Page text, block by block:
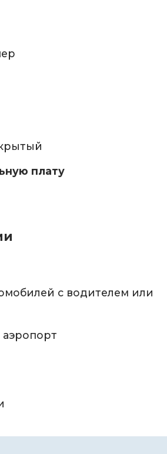
плату
с водителем или
аэропорт